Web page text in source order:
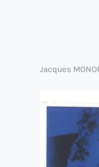
Jacques